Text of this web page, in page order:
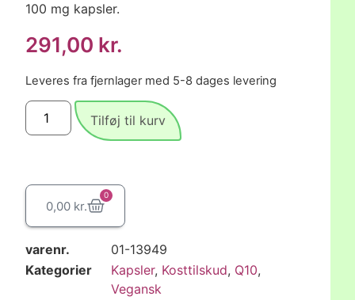
100 mg kapsler.
291,00 kr.
Leveres fra fjernlager med 5-8 dages levering
Tilføj til kurv
0,00 kr.
0
varenr.
01-13949
Kategorier
Kapsler, Kosttilskud, Q10,
Vegansk